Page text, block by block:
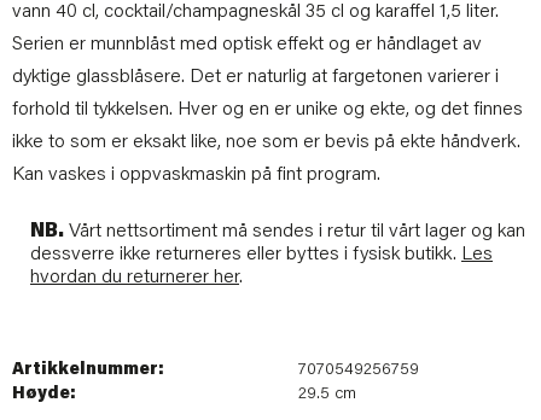
vann 40 cl, cocktail/champagneskål 35 cl og karaffel 1,5 liter.
Serien er munnblåst med optisk effekt og er håndlaget av
dyktige glassblåsere. Det er naturlig at fargetonen varierer i
forhold til tykkelsen. Hver og en er unike og ekte, og det finnes
ikke to som er eksakt like, noe som er bevis på ekte håndverk.
Kan vaskes i oppvaskmaskin på fint program.
NB. Vårt nettsortiment må sendes i retur til vårt lager og kan
dessverre ikke returneres eller byttes i fysisk butikk. Les
hvordan du returnerer her.
Artikkelnummer:
7070549256759
Høyde:
29.5 cm